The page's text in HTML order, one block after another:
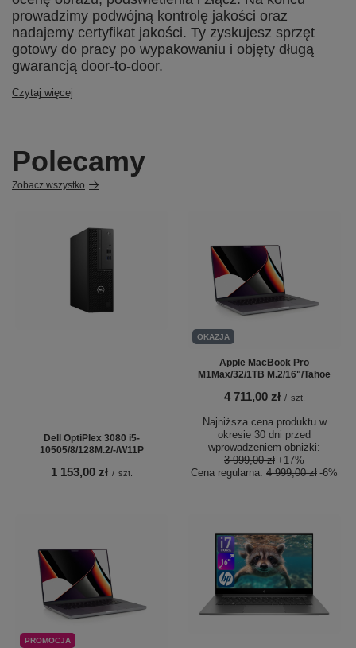
prowadzimy podwójną kontrolę jakości oraz
nadajemy certyfikat jakości. Ty zyskujesz sprzęt
gotowy do pracy po wypakowaniu i objęty długą
gwarancją door-to-door.
Czytaj więcej
Polecamy
Zobacz wszystko
Dell OptiPlex 3080 i5-
10505/8/128M.2/-/W11P
1 153,00 zł / szt.
OKAZJA
Apple MacBook Pro
M1Max/32/1TB M.2/16"/Tahoe
4 711,00 zł / szt.
Najniższa cena produktu w
okresie 30 dni przed
wprowadzeniem obniżki:
3 999,00 zł +17%
Cena regularna: 4 999,00 zł -6%
PROMOCJA